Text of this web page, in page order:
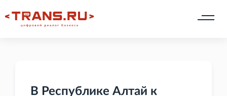
В Республике Алтай к